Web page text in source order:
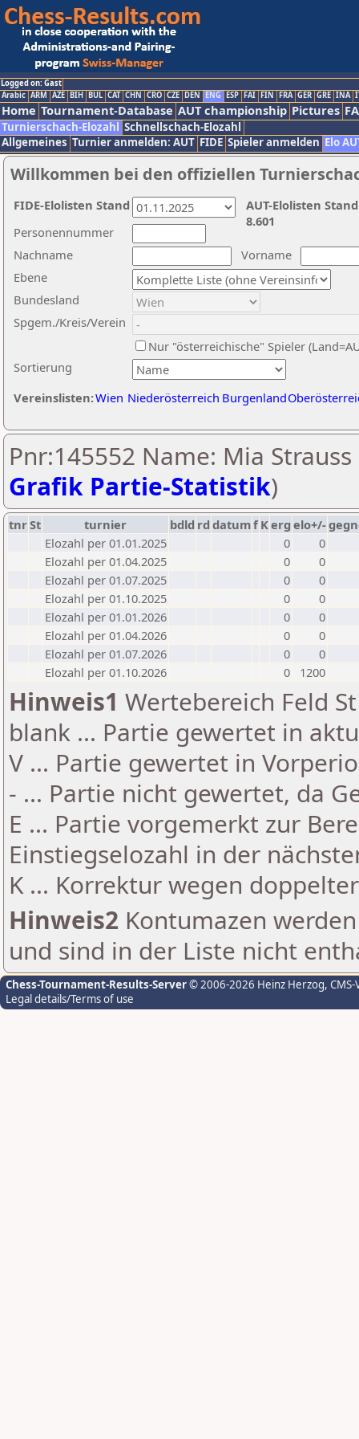
Logged on: Gast
Arabic ARM AZE BIH BUL CAT CHN CRO CZE DEN ENG ESP FAI FIN FRA GER GRE INA
Home Tournament-Database AUT championship Pictures
Turnierschach-Elozahl Schnellschach-Elozahl
Allgemeines Turnier anmelden: AUT FIDE Spieler anmelden Elo
Willkommen bei den offiziellen
Nachname
Vorname
Ebene
Sortierung
Personennummer
Bundesland
Spgem./Kreis/Verein
Nur "österreichische" Spieler
Vereinslisten:Wien Niederösterreich Burgenland
AUT-Elolisten
8.601
FIDE-Elolisten Stand
Pnr:145552 Name: Mia Strauss
Grafik Partie-Statistik)
tnrSt turnier bdld rd datumf Kerg elo+/-
Elozahl per 01.01.2025
0
0
Elozahl per 01.04.2025
0
0
Elozahl per 01.07.2025
0
0
Elozahl per 01.10.2025
0
0
Elozahl per 01.01.2026
0
0
Elozahl per 01.04.2026
0
0
Elozahl per 01.07.2026
0
0
Elozahl per 01.10.2026
0 1200
Hinweis1 Wertebereich Feld
blank ... Partie gewertet in
V ... Partie gewertet in
- ... Partie nicht gewertet, da
E ... Partie vorgemerkt zur
Einstiegselozahl in der
K ... Korrektur wegen
Hinweis2 Kontumazen
und sind in der Liste nicht
Chess-Tournament-Results-Server© 2006-2026 Heinz Herzog,
Legal details/Terms of use